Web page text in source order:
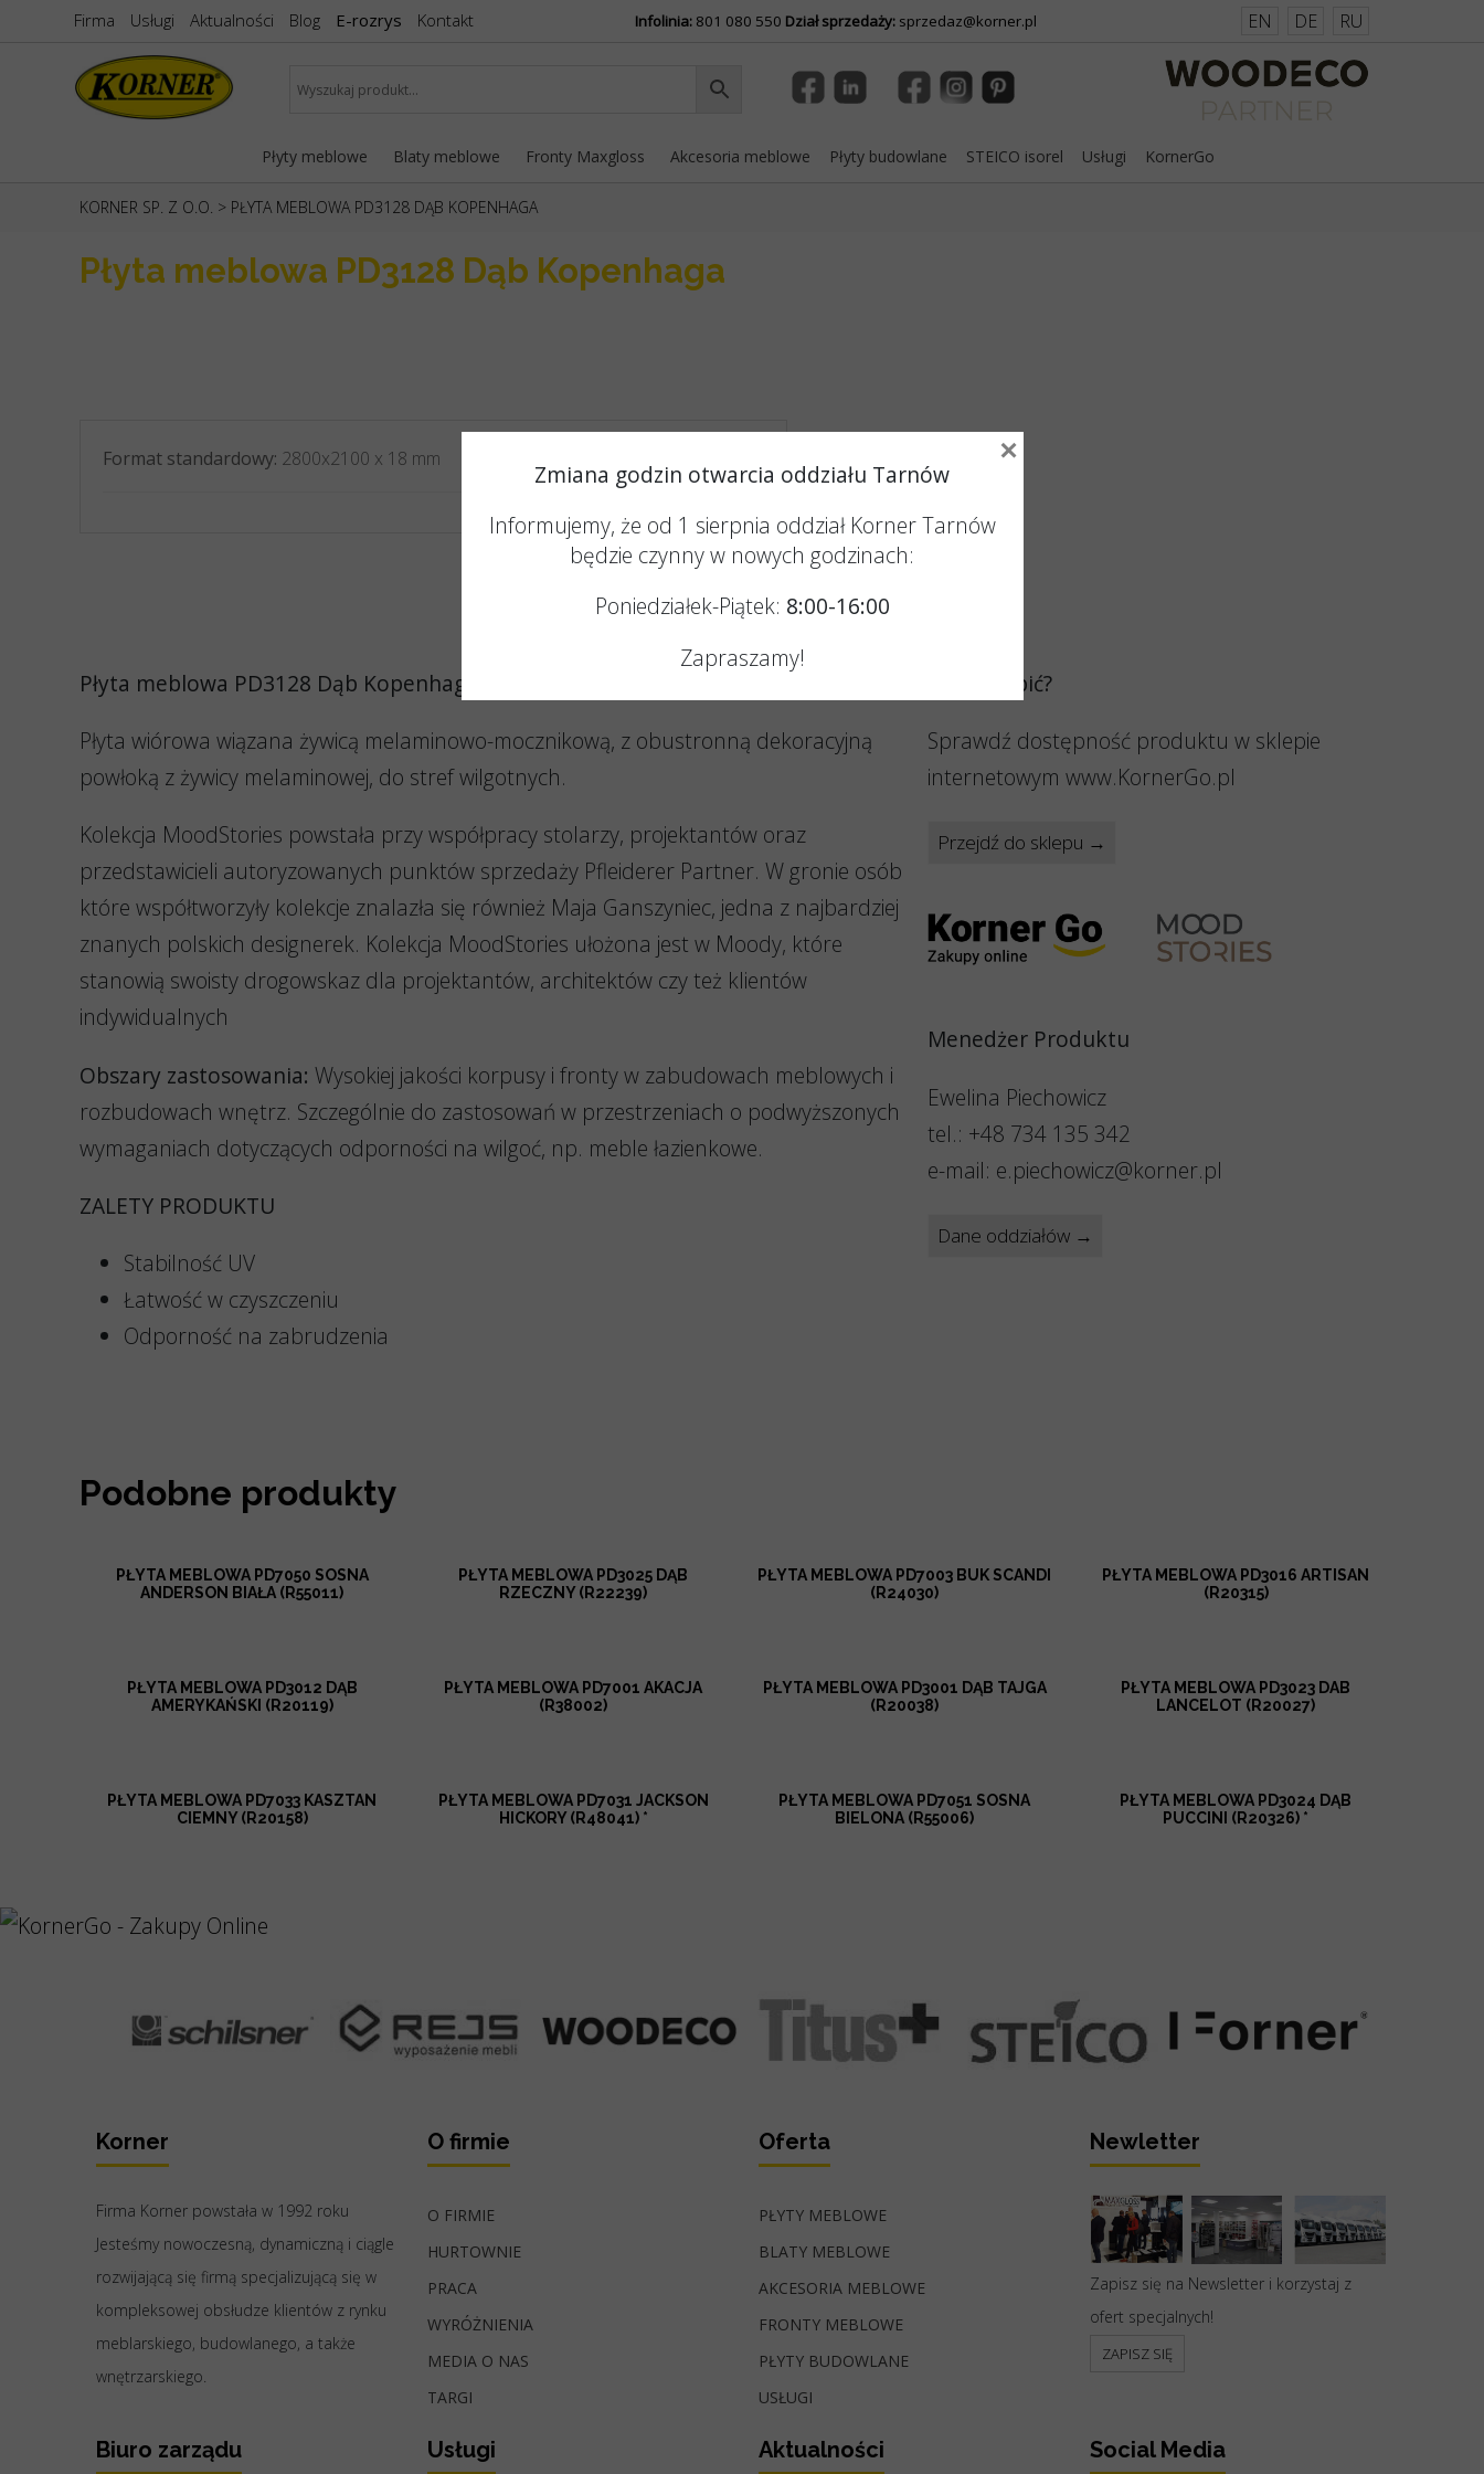
Firma Usługi Aktualności Blog E-rozrys Kontakt Infolinia: 801 080 550 Dział sprzedaży: sprzedaz@korner.pl EN DE RU
Płyty meblowe Blaty meblowe Fronty Maxgloss Akcesoria meblowe Płyty budowlane STEICO isorel Usługi KornerGo
KORNER SP. Z O.O. > PŁYTA MEBLOWA PD3128 DĄB KOPENHAGA
Płyta meblowa PD3128 Dąb Kopenhaga
Format standardowy: 2800x2100 x 18 mm
Płyta meblowa PD3128 Dąb Kopenhaga
Płyta wiórowa wiązana żywicą melaminowo-mocznikową, z obustronną dekoracyjną
powłoką z żywicy melaminowej, do stref wilgotnych.
Kolekcja MoodStories powstała przy współpracy stolarzy, projektantów oraz
przedstawicieli autoryzowanych punktów sprzedaży Pfleiderer Partner. W gronie osób
które współtworzyły kolekcje znalazła się również Maja Ganszyniec, jedna z najbardziej
znanych polskich designerek. Kolekcja MoodStories ułożona jest w Moody, które
stanowią swoisty drogowskaz dla projektantów, architektów czy też klientów
indywidualnych
Obszary zastosowania: Wysokiej jakości korpusy i fronty w zabudowach meblowych i
rozbudowach wnętrz. Szczególnie do zastosowań w przestrzeniach o podwyższonych
wymaganiach dotyczących odporności na wilgoć, np. meble łazienkowe.
ZALETY PRODUKTU
Stabilność UV
Łatwość w czyszczeniu
Odporność na zabrudzenia
Gdzie kupić?
Sprawdź dostępność produktu w sklepie
internetowym www.KornerGo.pl
Przejdź do sklepu →
Menedżer Produktu
Ewelina Piechowicz
tel.: +48 734 135 342
e-mail: e.piechowicz@korner.pl
Dane oddziałów →
Podobne produkty
PŁYTA MEBLOWA PD7050 SOSNA
ANDERSON BIAŁA (R55011)
PŁYTA MEBLOWA PD3025 DĄB
RZECZNY (R22239)
PŁYTA MEBLOWA PD7003 BUK SCANDI
(R24030)
PŁYTA MEBLOWA PD3016 ARTISAN
(R20315)
PŁYTA MEBLOWA PD3012 DĄB
AMERYKAŃSKI (R20119)
PŁYTA MEBLOWA PD7001 AKACJA
(R38002)
PŁYTA MEBLOWA PD3001 DĄB TAJGA
(R20038)
PŁYTA MEBLOWA PD3023 DAB
LANCELOT (R20027)
PŁYTA MEBLOWA PD7033 KASZTAN
CIEMNY (R20158)
PŁYTA MEBLOWA PD7031 JACKSON
HICKORY (R48041) *
PŁYTA MEBLOWA PD7051 SOSNA
BIELONA (R55006)
PŁYTA MEBLOWA PD3024 DĄB
PUCCINI (R20326) *
Korner
Firma Korner powstała w 1992 roku
Jesteśmy nowoczesną, dynamiczną i ciągle
rozwijającą się firmą specjalizującą się w
kompleksowej obsłudze klientów z rynku
meblarskiego, budowlanego, a także
wnętrzarskiego.
O firmie
O FIRMIE
HURTOWNIE
PRACA
WYRÓŻNIENIA
MEDIA O NAS
TARGI
Biuro zarządu Usługi
Oferta
PŁYTY MEBLOWE
BLATY MEBLOWE
AKCESORIA MEBLOWE
FRONTY MEBLOWE
PŁYTY BUDOWLANE
USŁUGI
Newletter
Zapisz się na Newsletter i korzystaj z
ofert specjalnych!
ZAPISZ SIĘ
Aktualności Social Media
Zmiana godzin otwarcia oddziału Tarnów
Informujemy, że od 1 sierpnia oddział Korner Tarnów
będzie czynny w nowych godzinach:
Poniedziałek-Piątek: 8:00-16:00
Zapraszamy!
×